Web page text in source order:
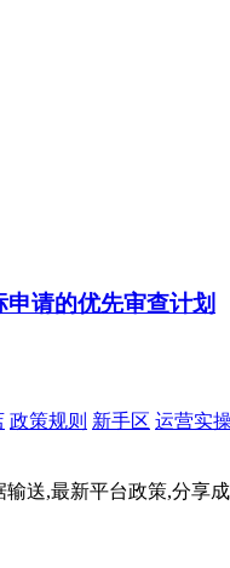
请的优先审查计划
政策规则 新手区 运营实
送,最新平台政策,分享